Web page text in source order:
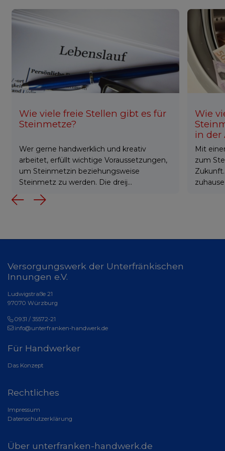
Wie viele freie Stellen gibt es für
Steinmetze?
Wer gerne handwerklich und kreativ
arbeitet, erfüllt wichtige Voraussetzungen,
um Steinmetzin beziehungsweise
Steinmetz zu werden. Die dreij...
Wie
in der
Mit
zum
Previous
Next
Versorgungswerk der Unterfränkischen
Innungen e.V.
Ludwigstraße 21
97070 Würzburg
0931 / 35572-21
info@unterfranken-handwerk.de
Für Handwerker
Das Konzept
Rechtliches
Impressum
Datenschutzerklärung
Über unterfranken-handwerk.de